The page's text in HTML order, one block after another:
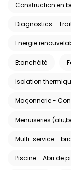
Construction en
Diagnostics -
Energie
Etanchéité
Isolation
Maçonnerie -
Menuiseries
Multi-service -
Piscine - Abri de